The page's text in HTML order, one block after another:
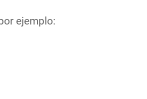
ejemplo: